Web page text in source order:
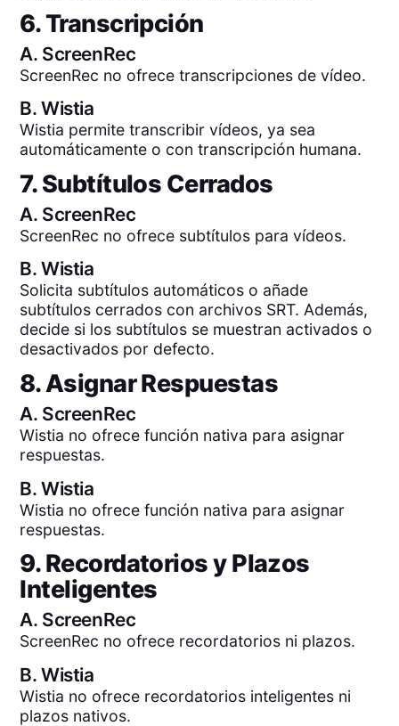
6. Transcripción
A. ScreenRec
ScreenRec no ofrece transcripciones de vídeo.
B.Wistia
Wistia permite transcribir vídeos, ya sea
automáticamente o con transcripción humana.
7. Subtítulos Cerrados
A. ScreenRec
ScreenRec no ofrece subtítulos para vídeos.
B.Wistia
Solicita subtítulos automáticos o añade
subtítulos cerrados con archivos SRT. Además,
decide si los subtítulos se muestran activados o
desactivados por defecto.
8. Asignar Respuestas
A. ScreenRec
Wistia no ofrece función nativa para asignar
respuestas.
B.Wistia
Wistia no ofrece función nativa para asignar
respuestas.
9. Recordatorios y Plazos
Inteligentes
A. ScreenRec
ScreenRec no ofrece recordatorios ni plazos.
B.Wistia
Wistia no ofrece recordatorios inteligentes ni
plazos nativos.